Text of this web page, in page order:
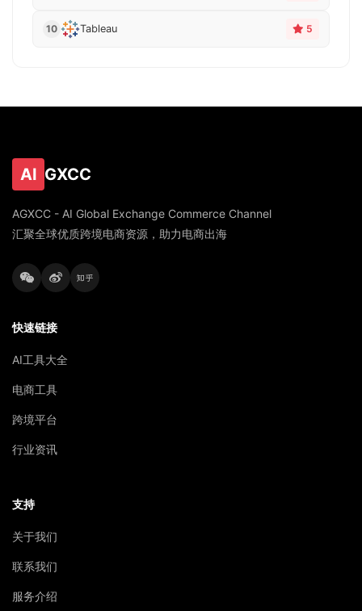
10 Tableau 5
AI GXCC
AGXCC - AI Global Exchange Commerce Channel
汇聚全球优质跨境电商资源，助力电商出海
快速链接
AI工具大全
电商工具
跨境平台
行业资讯
支持
关于我们
联系我们
服务介绍